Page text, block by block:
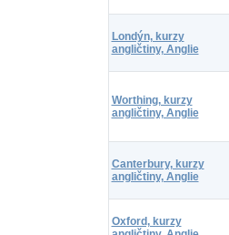
Londýn, kurzy
angličtiny, Anglie
Worthing, kurzy
angličtiny, Anglie
Canterbury, kurzy
angličtiny, Anglie
Oxford, kurzy